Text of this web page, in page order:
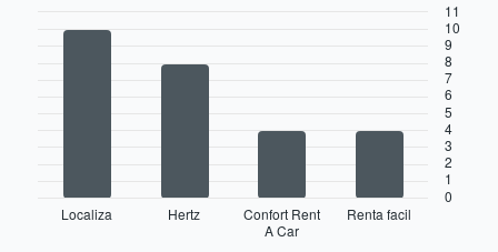
gráfico
muestra
Localiza Hertz
Confort Rent
A Car
Renta facil
0
1
2
3
4
5
6
7
8
9
10
11